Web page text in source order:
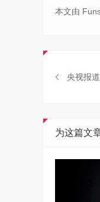
本文由
央视报
为这篇文